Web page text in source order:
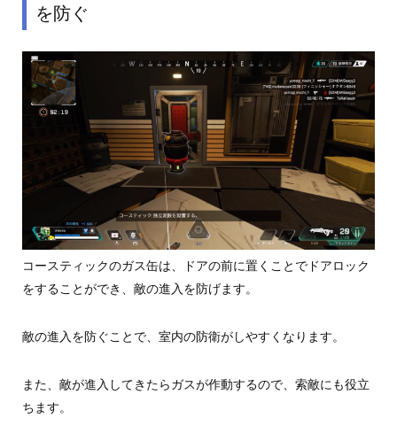
を防ぐ
コースティックのガス缶は、ドアの前に置くことでドアロック
をすることができ、敵の進入を防げます。
敵の進入を防ぐことで、室内の防衛がしやすくなります。
また、敵が進入してきたらガスが作動するので、索敵にも役立
ちます。